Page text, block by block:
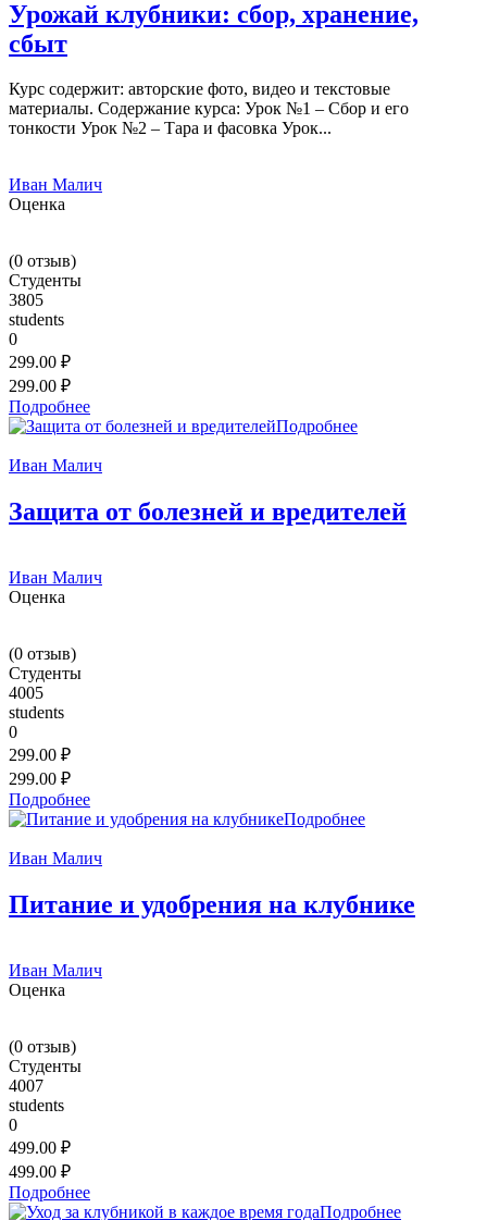
Урожай клубники: сбор, хранение,
сбыт
Курс содержит: авторские фото, видео и текстовые
материалы. Содержание курса: Урок №1 – Сбор и его
тонкости Урок №2 – Тара и фасовка Урок...
Иван Малич
Оценка
(0 отзыв)
Студенты
3805
students
0
299.00 ₽
299.00 ₽
Подробнее
Подробнее
Иван Малич
Защита от болезней и вредителей
Иван Малич
Оценка
(0 отзыв)
Студенты
4005
students
0
299.00 ₽
299.00 ₽
Подробнее
Подробнее
Иван Малич
Питание и удобрения на клубнике
Иван Малич
Оценка
(0 отзыв)
Студенты
4007
students
0
499.00 ₽
499.00 ₽
Подробнее
Подробнее